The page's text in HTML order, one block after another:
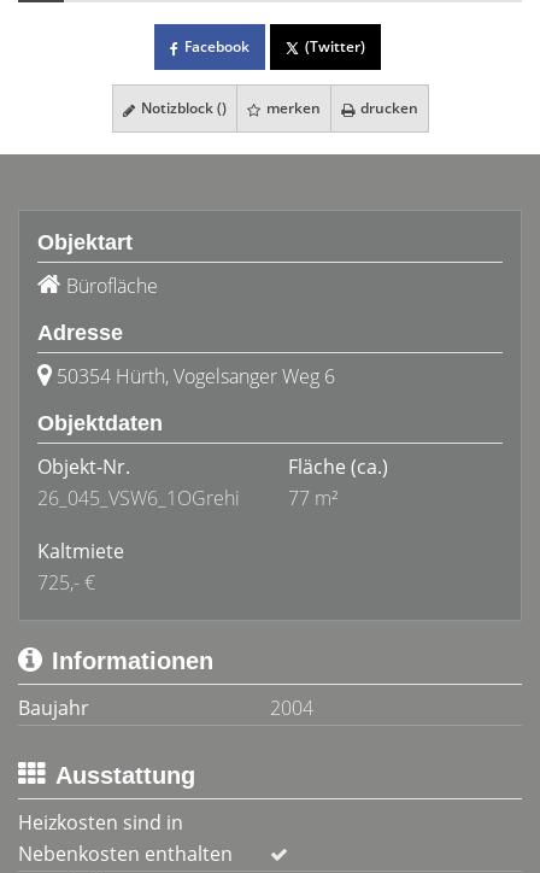
Facebook (Twitter)
Notizblock () merken drucken
Objektart
Bürofläche
Adresse
50354 Hürth, Vogelsanger Weg 6
Objektdaten
Objekt-Nr.
26_045_VSW6_1OGrehi
Fläche (ca.)
77 m²
Kaltmiete
725,- €
Informationen
Baujahr
2004
Ausstattung
Heizkosten sind in
Nebenkosten enthalten